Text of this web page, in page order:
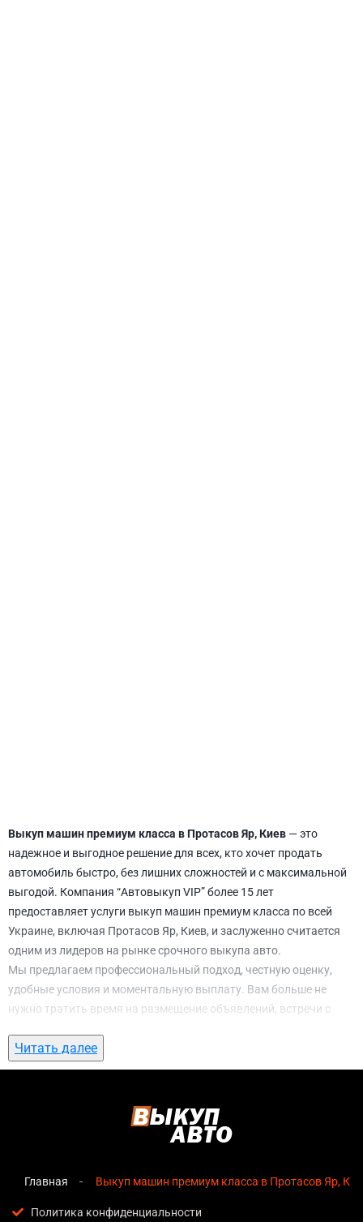
Выкуп машин премиум класса в Протасов Яр, Киев — это
надежное и выгодное решение для всех, кто хочет продать
автомобиль быстро, без лишних сложностей и с максимальной
выгодой. Компания “Автовыкуп VIP” более 15 лет
предоставляет услуги выкуп машин премиум класса по всей
Украине, включая Протасов Яр, Киев, и заслуженно считается
одним из лидеров на рынке срочного выкупа авто.
Мы предлагаем профессиональный подход, честную оценку,
удобные условия и моментальную выплату. Вам больше не
нужно тратить время на размещение объявлений, встречи с
ожидание. С нами вы можете
Протасов Яр, Киеввсего за 1 день.
машин премиум класса в Протасов Яр,
Мгновенная оценка— предварительная стоимость
озвучивается сразу после обращения, без скрытых
Читать далее
Главная Выкуп машин премиум класса в Протасов Яр,
Политика конфиденциальности